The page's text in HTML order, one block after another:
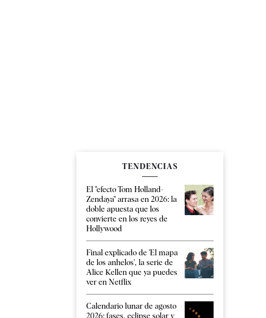
TENDENCIAS
El "efecto Tom Holland-
Zendaya" arrasa en 2026: la
doble apuesta que los
convierte en los reyes de
Hollywood
Final explicado de 'El mapa
de los anhelos', la serie de
Alice Kellen que ya puedes
ver en Netflix
Calendario lunar de agosto
2026: fases, eclipse solar y